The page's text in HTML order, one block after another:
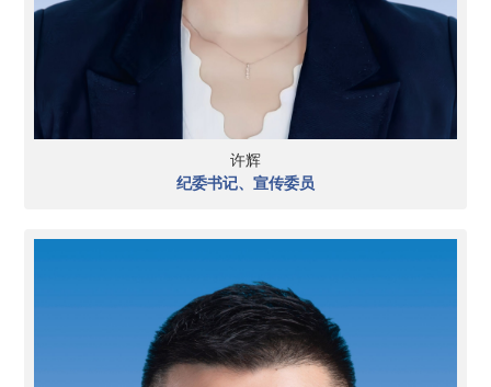
许辉
纪委书记、宣传委员